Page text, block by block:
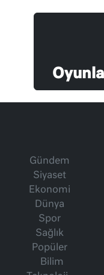
Gündem
Siyaset
Ekonomi
Dünya
Spor
Sağlık
Popüler
Bilim